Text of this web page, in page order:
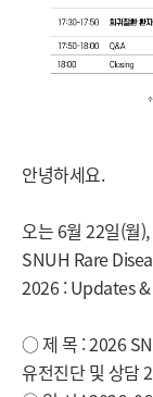
안녕하세요.
오는 6월 22일(월
SNUH Rare
2026 : Updates &
○ 제 목 : 2026
유전진단 및 상담